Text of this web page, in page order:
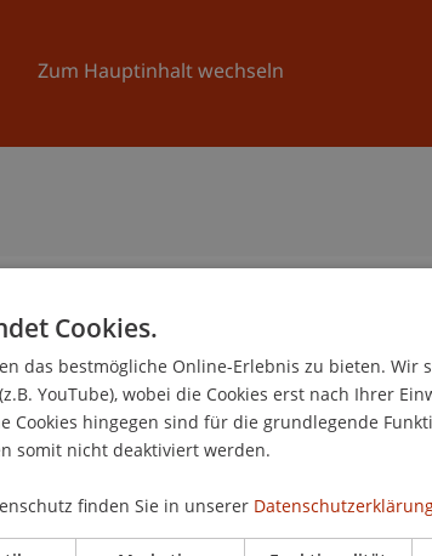
Zum Hauptinhalt wechseln
Universität Aktuelles
Cookies.
das bestmögliche Online-Erlebnis zu bieten. Wir
YouTube), wobei die Cookies erst nach Ihrer
Cookies hingegen sind für die grundlegende
somit nicht deaktiviert werden.
finden Sie in unserer